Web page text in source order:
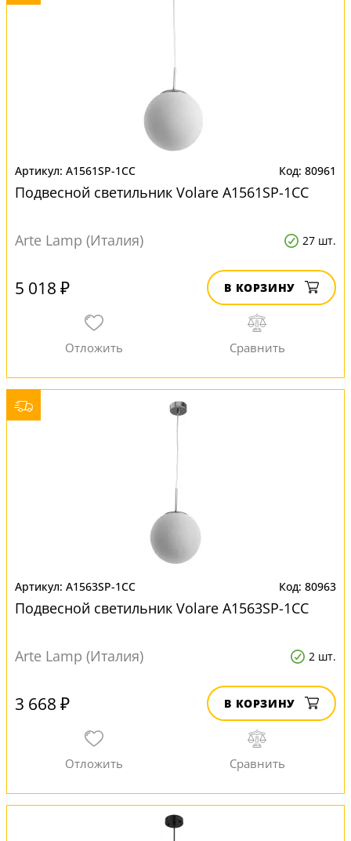
A1561SP-1CC 80961
Подвесной светильник Volare A1561SP-1CC
Arte Lamp (Италия) 27 шт.
5 018 ₽ В КОРЗИНУ
A1563SP-1CC 80963
Подвесной светильник Volare A1563SP-1CC
Arte Lamp (Италия) 2 шт.
3 668 ₽ В КОРЗИНУ